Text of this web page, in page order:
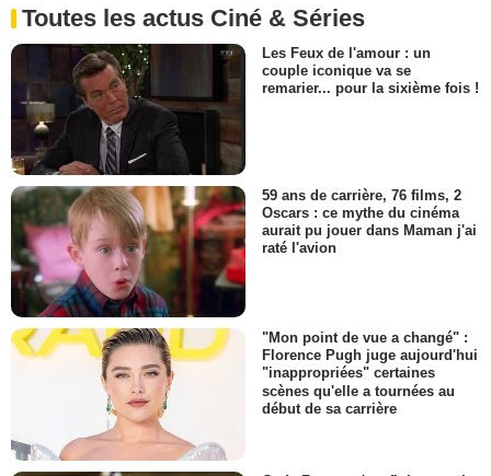
Toutes les actus Ciné & Séries
Les Feux de l'amour : un
couple iconique va se
remarier... pour la sixième fois !
59 ans de carrière, 76 films, 2
Oscars : ce mythe du cinéma
aurait pu jouer dans Maman j'ai
raté l'avion
"Mon point de vue a changé" :
Florence Pugh juge aujourd'hui
"inappropriées" certaines
scènes qu'elle a tournées au
début de sa carrière